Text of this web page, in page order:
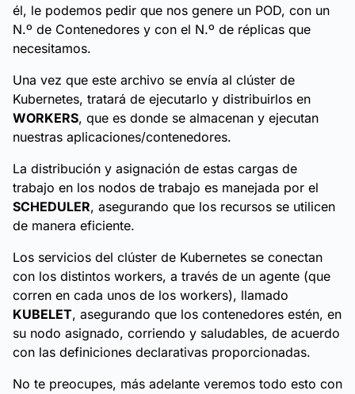
él, le podemos pedir que nos genere un POD, con un
N.º de Contenedores y con el N.º de réplicas que
necesitamos.
Una vez que este archivo se envía al clúster de
Kubernetes, tratará de ejecutarlo y distribuirlos en
WORKERS, que es donde se almacenan y ejecutan
nuestras aplicaciones/contenedores.
La distribución y asignación de estas cargas de
trabajo en los nodos de trabajo es manejada por el
SCHEDULER, asegurando que los recursos se utilicen
de manera eficiente.
Los servicios del clúster de Kubernetes se conectan
con los distintos workers, a través de un agente (que
corren en cada unos de los workers), llamado
KUBELET, asegurando que los contenedores estén, en
su nodo asignado, corriendo y saludables, de acuerdo
con las definiciones declarativas proporcionadas.
No te preocupes, más adelante veremos todo esto con